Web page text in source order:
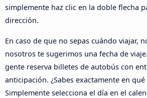
simplemente haz clic en la doble flecha
dirección.
En caso de que no sepas cuándo viajar,
nosotros te sugerimos una fecha de
gente reserva billetes de autobús con
anticipación. ¿Sabes exactamente en
Simplemente selecciona el día en el